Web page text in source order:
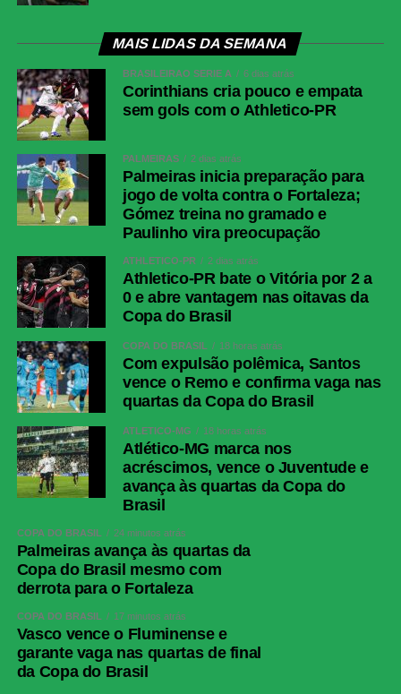
MAIS LIDAS DA SEMANA
BRASILEIRÃO SÉRIE A 6 dias atrás
Corinthians cria pouco e empata
sem gols com o Athletico-PR
PALMEIRAS 2 dias atrás
Palmeiras inicia preparação para
jogo de volta contra o Fortaleza;
Gómez treina no gramado e
Paulinho vira preocupação
ATHLETICO-PR 2 dias atrás
Athletico-PR bate o Vitória por 2 a
0 e abre vantagem nas oitavas da
Copa do Brasil
COPA DO BRASIL 18 horas atrás
Com expulsão polêmica, Santos
vence o Remo e confirma vaga nas
quartas da Copa do Brasil
ATLÉTICO-MG 18 horas atrás
Atlético-MG marca nos
acréscimos, vence o Juventude e
avança às quartas da Copa do
Brasil
COPA DO BRASIL 24 minutos atrás
Palmeiras avança às quartas da
Copa do Brasil mesmo com
derrota para o Fortaleza
COPA DO BRASIL 17 minutos atrás
Vasco vence o Fluminense e
garante vaga nas quartas de final
da Copa do Brasil